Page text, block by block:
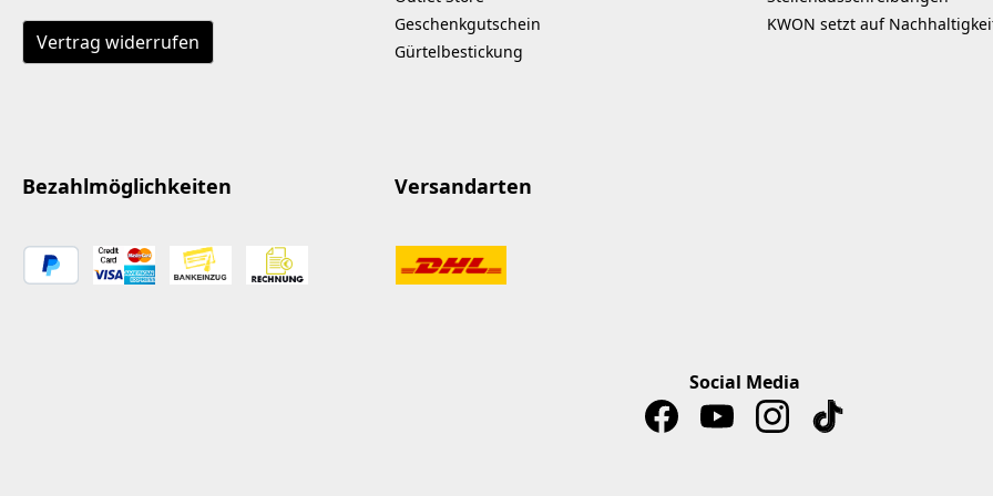
Vertrag widerrufen
Geschenkgutschein
Gürtelbestickung
KWON setzt auf
Bezahlmöglichkeiten Versandarten
Social Media